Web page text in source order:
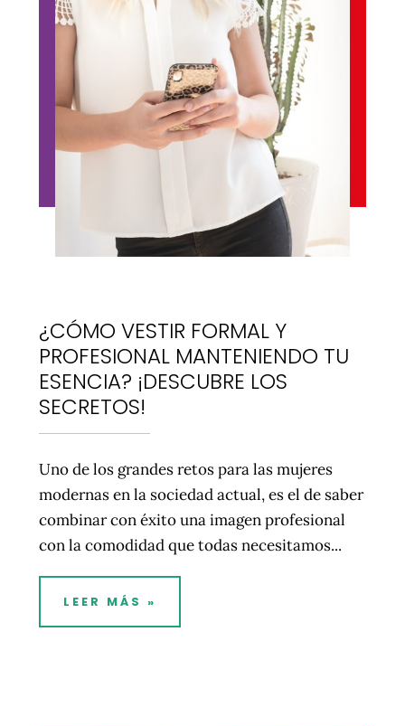
¿CÓMO VESTIR FORMAL Y
PROFESIONAL MANTENIENDO TU
ESENCIA? ¡DESCUBRE LOS
SECRETOS!
Uno de los grandes retos para las mujeres
modernas en la sociedad actual, es el de saber
combinar con éxito una imagen profesional
con la comodidad que todas necesitamos...
LEER MÁS »